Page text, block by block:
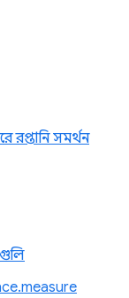
রপ্তানি সমর্থন